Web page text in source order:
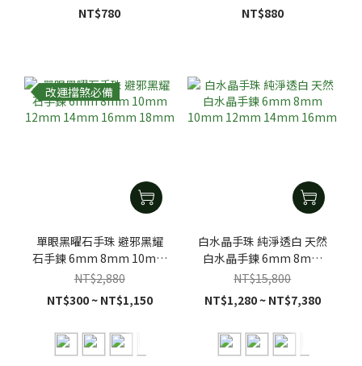
NT$780
NT$880
改運擋煞必備
單眼黑曜石手珠 避邪黑耀
石手鍊 6mm 8mm 10mm
12mm 14mm 16mm
NT$2,880
NT$300 ~ NT$1,150
白水晶手珠 純淨透白 天然
白水晶手鍊 6mm 8mm
10mm 12mm 14mm
NT$15,800
NT$1,280 ~ NT$7,380